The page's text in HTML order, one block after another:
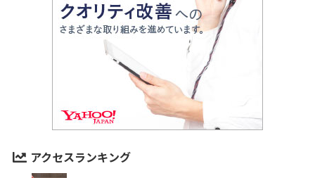
アクセスランキング